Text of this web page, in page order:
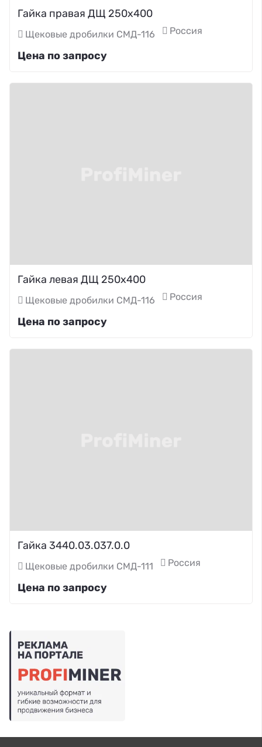
Гайка правая ДЩ 250х400
Щековые дробилки СМД-116 Россия
Цена по запросу
Гайка левая ДЩ 250х400
Щековые дробилки СМД-116 Россия
Цена по запросу
Гайка 3440.03.037.0.0
Щековые дробилки СМД-111 Россия
Цена по запросу